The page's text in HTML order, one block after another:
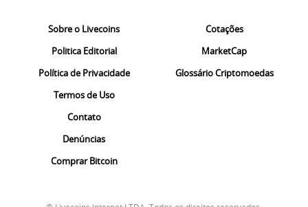
Sobre o Livecoins
Politica Editorial
Política de Privacidade
Termos de Uso
Contato
Denúncias
Comprar Bitcoin
Cotações
MarketCap
Glossário Criptomoedas